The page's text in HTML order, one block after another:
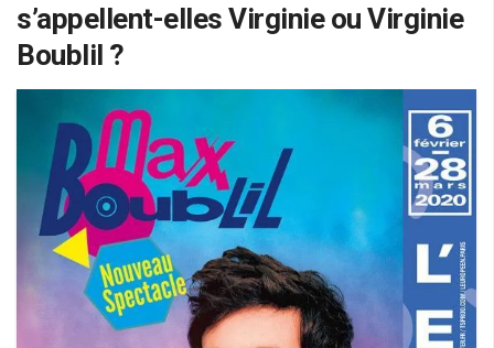
s’appellent-elles Virginie ou Virginie
Boublil ?